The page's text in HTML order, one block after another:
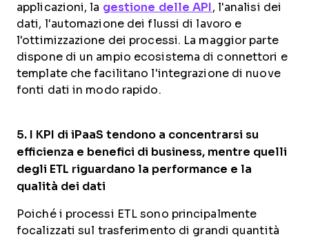
applicazioni, la gestione delle API , l'analisi dei
dati, l'automazione dei flussi di lavoro e
l'ottimizzazione dei processi. La maggior parte
dispone di un ampio ecosistema di connettori e
template che facilitano l'integrazione di nuove
fonti dati in modo rapido.
5. I KPI di iPaaS tendono a concentrarsi su
efficienza e benefici di business, mentre quelli
degli ETL riguardano la performance e la
qualità dei dati
Poiché i processi ETL sono principalmente
focalizzati sul trasferimento di grandi quantità